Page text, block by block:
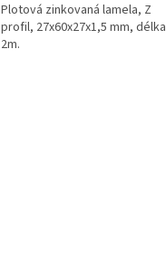
Plotová zinkovaná lamela, Z
profil, 27x60x27x1,5 mm, délka
2m.